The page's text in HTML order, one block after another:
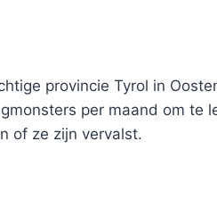
provincie Tyrol in
per maand om te
of ze zijn vervalst.